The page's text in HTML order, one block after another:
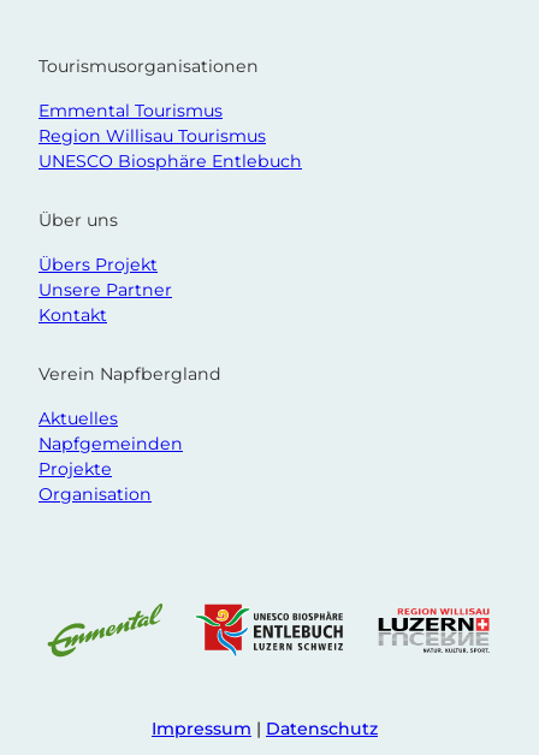
informierte
Tourismusorganisationen
Emmental Tourismus
Region Willisau Tourismus
UNESCO Biosphäre Entlebuch
Über uns
Übers Projekt
Unsere Partner
Kontakt
Verein Napfbergland
Aktuelles
Napfgemeinden
Projekte
Organisation
Impressum Datenschutz